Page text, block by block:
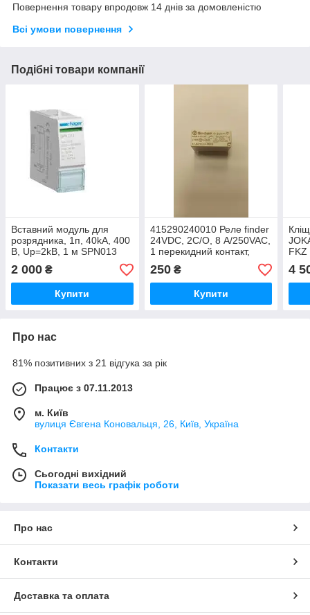
Повернення товару впродовж 14 днів за домовленістю
Всі умови повернення
Подібні товари компанії
Вставний модуль для
розрядника, 1п, 40kA, 400
В, Up=2kB, 1 м SPN013
2 000 ₴
Купити
415290240010 Реле finder
24VDC, 2C/O, 8 А/250VAC,
1 перекидний контакт,
котушка керування 24 В
пост. струму.
250₴
Купити
10
4
Про нас
81% позитивних з 21 відгука за рік
Працює з 07.11.2013
м. Київ
вулиця Євгена Коновальця, 26, Київ, Україна
Контакти
Сьогодні вихідний
Показати весь графік роботи
Про нас
Контакти
Доставка та оплата